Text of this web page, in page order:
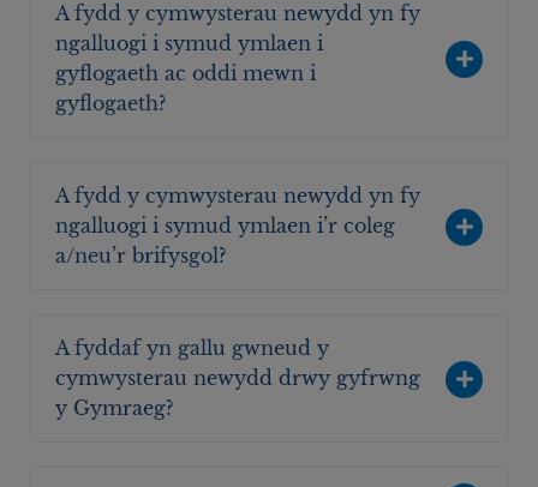
A fydd y cymwysterau newydd yn fy
ngalluogi i symud ymlaen i
gyflogaeth ac oddi mewn i
gyflogaeth?
A fydd y cymwysterau newydd yn fy
ngalluogi i symud ymlaen i’r coleg
a/neu’r brifysgol?
A fyddaf yn gallu gwneud y
cymwysterau newydd drwy gyfrwng
y Gymraeg?